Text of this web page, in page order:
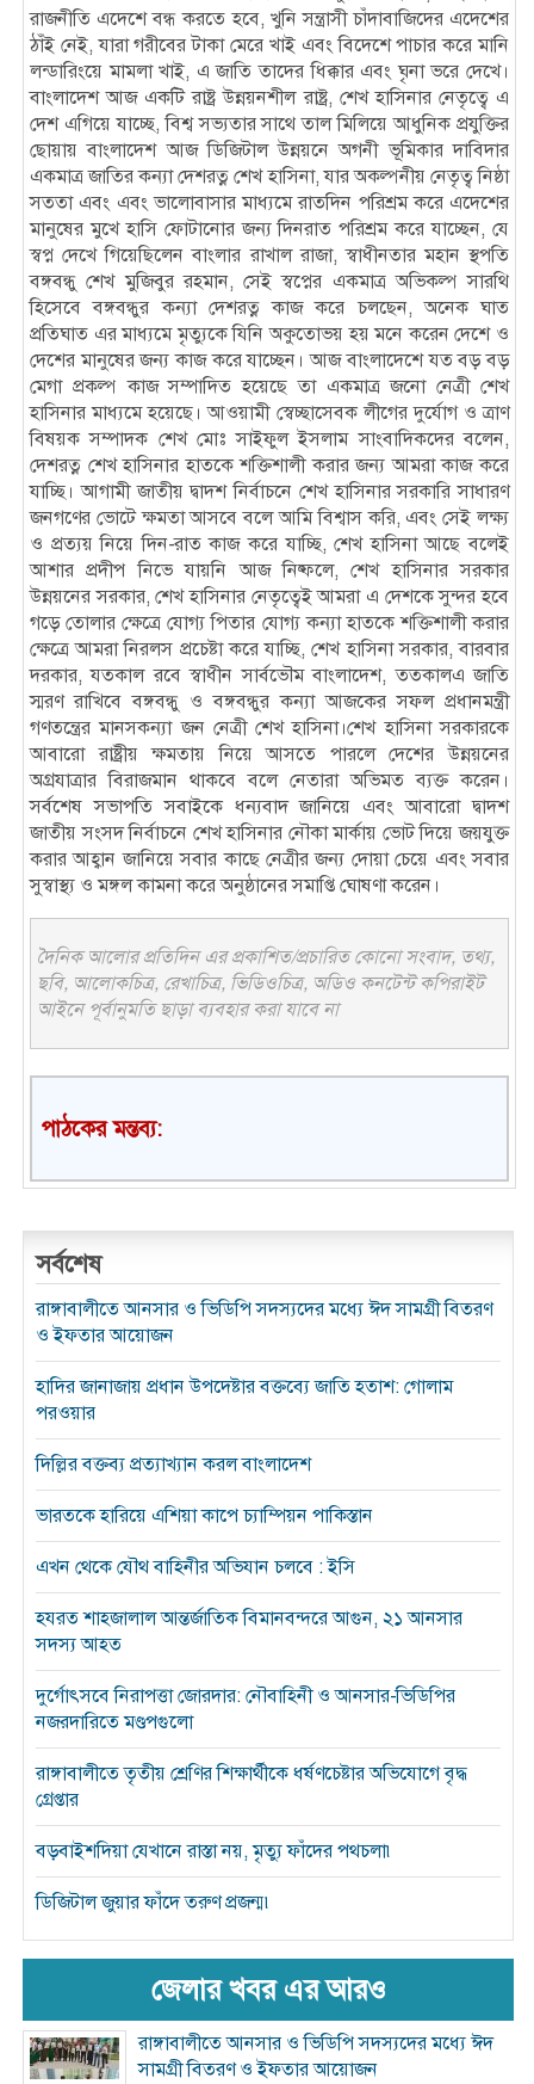
রাজনীতি এদেশে বন্ধ করতে হবে, খুনি সন্ত্রাসী চাঁদাবাজিদের এদেশের
ঠাঁই নেই, যারা গরীবের টাকা মেরে খাই এবং বিদেশে পাচার করে মানি
লন্ডারিংয়ে মামলা খাই, এ জাতি তাদের ধিক্কার এবং ঘৃনা ভরে দেখে।
বাংলাদেশ আজ একটি রাষ্ট্র উন্নয়নশীল রাষ্ট্র, শেখ হাসিনার নেতৃত্বে এ
দেশ এগিয়ে যাচ্ছে, বিশ্ব সভ্যতার সাথে তাল মিলিয়ে আধুনিক প্রযুক্তির
ছোয়ায় বাংলাদেশ আজ ডিজিটাল উন্নয়নে অগনী ভূমিকার দাবিদার
একমাত্র জাতির কন্যা দেশরত্ন শেখ হাসিনা, যার অকল্পনীয় নেতৃত্ব নিষ্ঠা
সততা এবং এবং ভালোবাসার মাধ্যমে রাতদিন পরিশ্রম করে এদেশের
মানুষের মুখে হাসি ফোটানোর জন্য দিনরাত পরিশ্রম করে যাচ্ছেন, যে
স্বপ্ন দেখে গিয়েছিলেন বাংলার রাখাল রাজা, স্বাধীনতার মহান স্থপতি
বঙ্গবন্ধু শেখ মুজিবুর রহমান, সেই স্বপ্নের একমাত্র অভিকল্প সারথি
হিসেবে বঙ্গবন্ধুর কন্যা দেশরত্ন কাজ করে চলছেন, অনেক ঘাত
প্রতিঘাত এর মাধ্যমে মৃত্যুকে যিনি অকুতোভয় হয় মনে করেন দেশে ও
দেশের মানুষের জন্য কাজ করে যাচ্ছেন। আজ বাংলাদেশে যত বড় বড়
মেগা প্রকল্প কাজ সম্পাদিত হয়েছে তা একমাত্র জনো নেত্রী শেখ
হাসিনার মাধ্যমে হয়েছে। আওয়ামী স্বেচ্ছাসেবক লীগের দুর্যোগ ও ত্রাণ
বিষয়ক সম্পাদক শেখ মোঃ সাইফুল ইসলাম সাংবাদিকদের বলেন,
দেশরত্ন শেখ হাসিনার হাতকে শক্তিশালী করার জন্য আমরা কাজ করে
যাচ্ছি। আগামী জাতীয় দ্বাদশ নির্বাচনে শেখ হাসিনার সরকারি সাধারণ
জনগণের ভোটে ক্ষমতা আসবে বলে আমি বিশ্বাস করি, এবং সেই লক্ষ্য
ও প্রত্যয় নিয়ে দিন-রাত কাজ করে যাচ্ছি, শেখ হাসিনা আছে বলেই
আশার প্রদীপ নিভে যায়নি আজ নিষ্ফলে, শেখ হাসিনার সরকার
উন্নয়নের সরকার, শেখ হাসিনার নেতৃত্বেই আমরা এ দেশকে সুন্দর হবে
গড়ে তোলার ক্ষেত্রে যোগ্য পিতার যোগ্য কন্যা হাতকে শক্তিশালী করার
ক্ষেত্রে আমরা নিরলস প্রচেষ্টা করে যাচ্ছি, শেখ হাসিনা সরকার, বারবার
দরকার, যতকাল রবে স্বাধীন সার্বভৌম বাংলাদেশ, ততকালএ জাতি
স্মরণ রাখিবে বঙ্গবন্ধু ও বঙ্গবন্ধুর কন্যা আজকের সফল প্রধানমন্ত্রী
গণতন্ত্রের মানসকন্যা জন নেত্রী শেখ হাসিনা।শেখ হাসিনা সরকারকে
আবারো রাষ্ট্রীয় ক্ষমতায় নিয়ে আসতে পারলে দেশের উন্নয়নের
অগ্রযাত্রার বিরাজমান থাকবে বলে নেতারা অভিমত ব্যক্ত করেন।
সর্বশেষ সভাপতি সবাইকে ধন্যবাদ জানিয়ে এবং আবারো দ্বাদশ
জাতীয় সংসদ নির্বাচনে শেখ হাসিনার নৌকা মার্কায় ভোট দিয়ে জয়যুক্ত
করার আহ্বান জানিয়ে সবার কাছে নেত্রীর জন্য দোয়া চেয়ে এবং সবার
সুস্বাস্থ্য ও মঙ্গল কামনা করে অনুষ্ঠানের সমাপ্তি ঘোষণা করেন।
দৈনিক আলোর প্রতিদিন এর প্রকাশিত/প্রচারিত কোনো সংবাদ, তথ্য,
ছবি, আলোকচিত্র, রেখাচিত্র, ভিডিওচিত্র, অডিও কনটেন্ট কপিরাইট
আইনে পূর্বানুমতি ছাড়া ব্যবহার করা যাবে না
পাঠকের মন্তব্য:
সর্বশেষ
রাঙ্গাবালীতে আনসার ও ভিডিপি সদস্যদের মধ্যে ঈদ সামগ্রী বিতরণ
ও ইফতার আয়োজন
হাদির জানাজায় প্রধান উপদেষ্টার বক্তব্যে জাতি হতাশ: গোলাম
পরওয়ার
দিল্লির বক্তব্য প্রত্যাখ্যান করল বাংলাদেশ
ভারতকে হারিয়ে এশিয়া কাপে চ্যাম্পিয়ন পাকিস্তান
এখন থেকে যৌথ বাহিনীর অভিযান চলবে : ইসি
হযরত শাহজালাল আন্তর্জাতিক বিমানবন্দরে আগুন, ২১ আনসার
সদস্য আহত
দুর্গোৎসবে নিরাপত্তা জোরদার: নৌবাহিনী ও আনসার-ভিডিপির
নজরদারিতে মণ্ডপগুলো
রাঙ্গাবালীতে তৃতীয় শ্রেণির শিক্ষার্থীকে ধর্ষণচেষ্টার অভিযোগে বৃদ্ধ
গ্রেপ্তার
বড়বাইশদিয়া যেখানে রাস্তা নয়, মৃত্যু ফাঁদের পথচলা৷
ডিজিটাল জুয়ার ফাঁদে তরুণ প্রজন্ম৷
জেলার খবর এর আরও
রাঙ্গাবালীতে আনসার ও ভিডিপি সদস্যদের মধ্যে ঈদ
সামগ্রী বিতরণ ও ইফতার আয়োজন